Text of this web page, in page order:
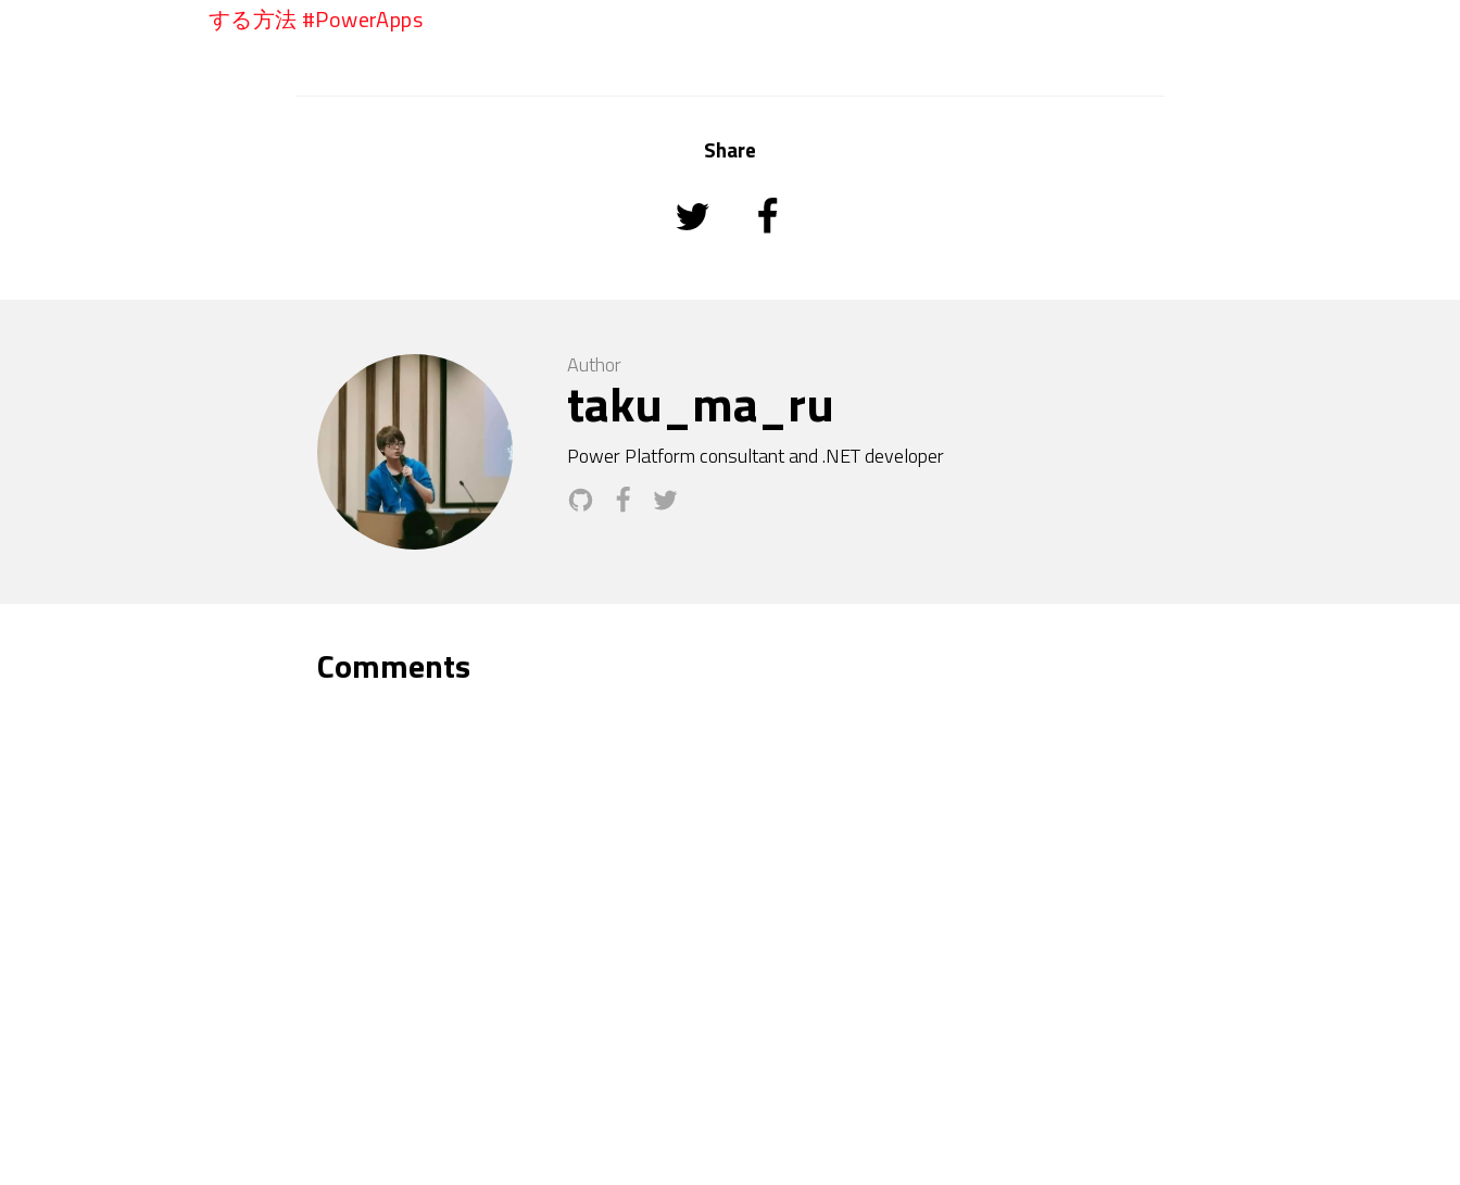
する方法 #PowerApps
Share
Author
taku_ma_ru
Power Platform consultant and .NET developer
Comments